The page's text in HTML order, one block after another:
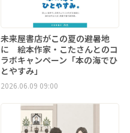
未来屋書店がこの夏の避暑地
に 絵本作家・こたさんとのコ
ラボキャンペーン「本の海でひ
とやすみ」
2026.06.09 09:00